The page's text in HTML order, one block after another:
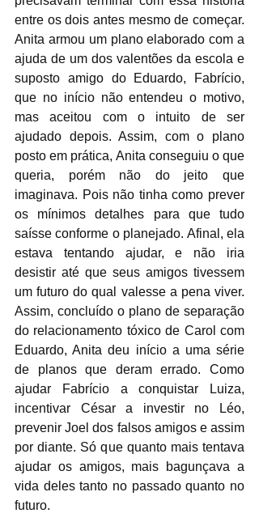
entre os dois antes mesmo de começar.
Anita armou um plano elaborado com a
ajuda de um dos valentões da escola e
suposto amigo do Eduardo, Fabrício,
que no início não entendeu o motivo,
mas aceitou com o intuito de ser
ajudado depois. Assim, com o plano
posto em prática, Anita conseguiu o que
queria, porém não do jeito que
imaginava. Pois não tinha como prever
os mínimos detalhes para que tudo
saísse conforme o planejado. Afinal, ela
estava tentando ajudar, e não iria
desistir até que seus amigos tivessem
um futuro do qual valesse a pena viver.
Assim, concluído o plano de separação
do relacionamento tóxico de Carol com
Eduardo, Anita deu início a uma série
de planos que deram errado. Como
ajudar Fabrício a conquistar Luiza,
incentivar César a investir no Léo,
prevenir Joel dos falsos amigos e assim
por diante. Só que quanto mais tentava
ajudar os amigos, mais bagunçava a
vida deles tanto no passado quanto no
futuro.